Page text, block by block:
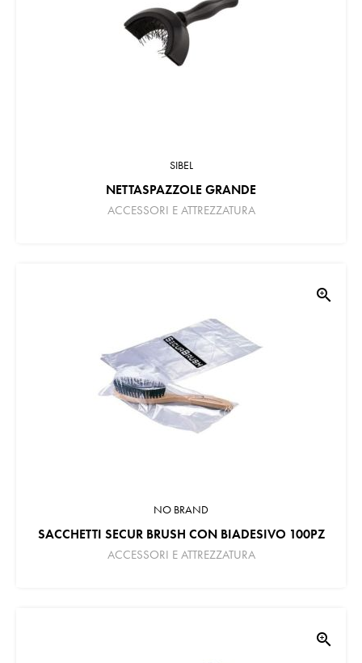
SIBEL
NETTASPAZZOLE GRANDE
ACCESSORI E ATTREZZATURA
zoom_in
NO BRAND
SACCHETTI SECUR BRUSH CON BIADESIVO 100PZ
ACCESSORI E ATTREZZATURA
zoom_in